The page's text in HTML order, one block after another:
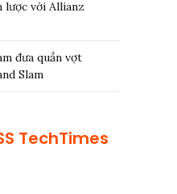
lược với Allianz
đưa quần vợt
Slam
TechTimes